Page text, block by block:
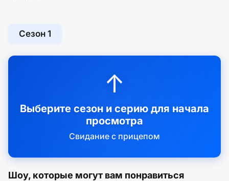
Сезон 1
↑
Выберите сезон и серию для начала
просмотра
Свидание с прицепом
Шоу, которые могут вам понравиться